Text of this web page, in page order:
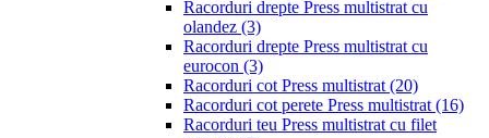
Racorduri drepte Press multistrat cu
olandez (3)
Racorduri drepte Press multistrat cu
eurocon (3)
Racorduri cot Press multistrat (20)
Racorduri cot perete Press multistrat (16)
Racorduri teu Press multistrat cu filet